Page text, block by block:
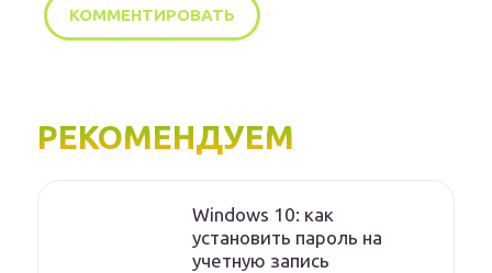
РЕКОМЕНДУЕМ
Windows 10: как
установить пароль на
учетную запись